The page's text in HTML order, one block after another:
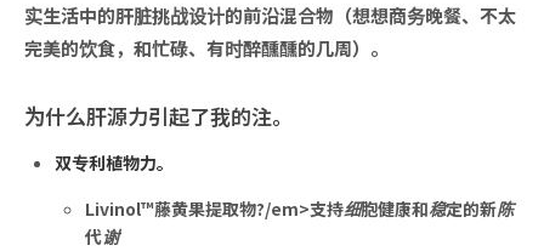
实生活中的肝脏挑战设计的前沿混合物（想想商务晚餐、不太
完美的饮食，和忙碌、有时醉醺醺的几周）。
为什么肝源力引起了我的注。
双专利植物力。
Livinol™藤黄果提取物?/em>支持细胞健康和稳定的新陈
代谢